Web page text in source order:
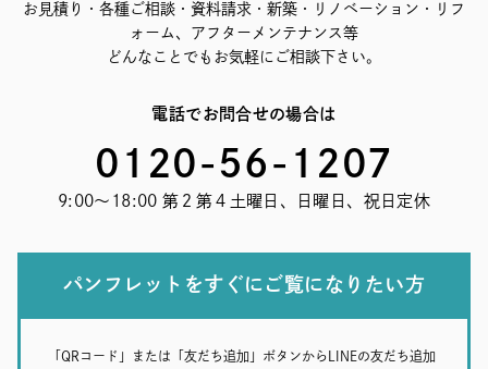
SHOP / OFFICE
MODEL HOUSE
IGARI FARM
COMPANY
DAGASHI
IGARI SOBA
SEAS0N BY MYSELF
お見積り・各種ご相談・資料請求・新築・リノベーション・リフ
ォーム、アフターメンテナンス等
どんなことでもお気軽にご相談下さい。
電話でお問合せの場合は
0120-56-1207
9:00～18:00 第２第４土曜日、日曜日、祝日定休
パンフレットをすぐにご覧になりたい方
「QRコード」または「友だち追加」ボタンからLINEの友だち追加